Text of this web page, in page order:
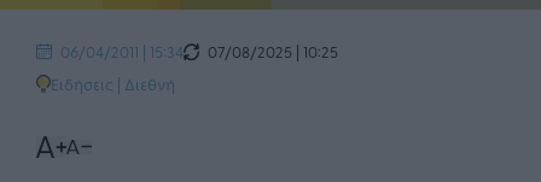
06/04/2011 | 15:34
07/08/2025 | 10:25
Ειδήσεις | Διεθνή